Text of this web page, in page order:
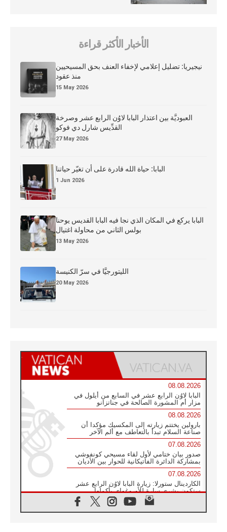
الأخبار الأكثر قراءة
نيجيريا: تضليل إعلامي لإخفاء العنف بحق المسيحيين
منذ عقود
15 May 2026
العبوديَّة بين اعتذار البابا لاوُن الرابع عشر وصرخة
القدِّيس شارل دي فوكو
27 May 2026
البابا: حياة الله قادرة على أن تغيّر حياتنا
1 Jun 2026
البابا يركع في المكان الذي نجا فيه البابا القديس يوحنا
بولس الثاني من محاولة اغتيال
13 May 2026
الليتورجيَّا في سرّ الكنيسة
20 May 2026
08.08.2026
البابا لاوُن الرابع عشر في السابع من أيلول في
مزار أم المشورة الصالحة في جناتزانو
08.08.2026
بارولين يختتم زيارته إلى المكسيك مؤكدا أن
صناعة السلام تبدأ بالتعاطف مع ألم الآخر
07.08.2026
صدور بيان ختامي لأول لقاء مسيحي كونفوشي
بمشاركة الدائرة الفاتيكانية للحوار بين الأديان
07.08.2026
الكاردينال ستورلا: زيارة البابا لاوُن الرابع عشر
ستكون بشرى سارة للأوروغواي بأكملها
الفاتيكان يعلن برنامج الزيارة الرسولية للبابا لاوُن